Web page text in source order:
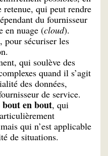
qui peut rendre
du fournisseur
en nuage (cloud).
sécuriser les
qui soulève des
quand il s’agit
des données,
de service.
en bout, qui
qui n’est applicable
de situations.